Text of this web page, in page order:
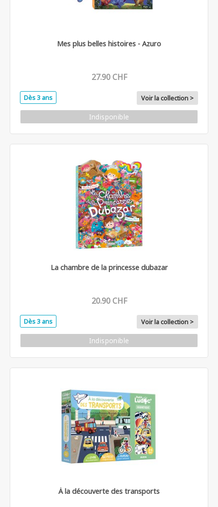
Mes plus belles histoires - Azuro
27.90 CHF
Dès 3 ans Voir la collection >
Indisponible
La chambre de la princesse dubazar
20.90 CHF
Dès 3 ans Voir la collection >
Indisponible
À la découverte des transports